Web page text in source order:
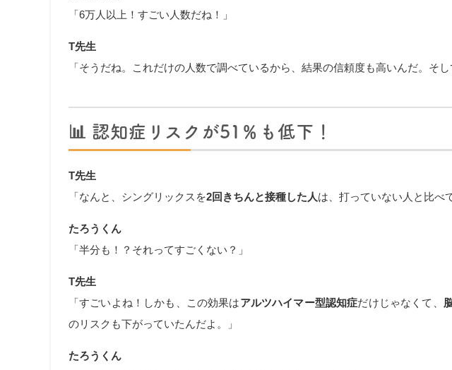
「6万人以上！すごい人数だね！」
T先生
「そうだね。これだけの人数で調べているから、結果の信頼度も高いんだ。そ
📊 認知症リスクが51％も低下！
T先生
「なんと、シングリックスを2回きちんと接種した人は、打っていない人と比べ
たろうくん
「半分も！？それってすごくない？」
T先生
「すごいよね！しかも、この効果はアルツハイマー型認知症だけじゃなくて、
のリスクも下がっていたんだよ。」
たろうくん